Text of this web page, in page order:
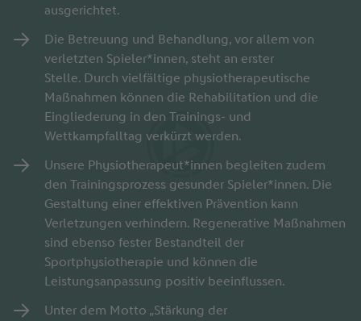
ausgerichtet.
Die Betreuung und Behandlung, vor allem von
verletzten Spieler*innen, steht an erster
Stelle. Durch vielfältige physiotherapeutische
Maßnahmen können die Rehabilitation und die
Eingliederung in den Trainings- und
Wettkampfalltag verkürzt werden.
Unsere Physiotherapeut*innen begleiten zudem
den Trainingsprozess gesunder Spieler*innen. Die
Gestaltung einer effektiven Prävention kann
Verletzungen verhindern. Regenerative Maßnahmen
sind ebenso fester Bestandteil der
Sportphysiotherapie und können die
Leistungsanpassung positiv beeinflussen.
Unter dem Motto „Stärkung der